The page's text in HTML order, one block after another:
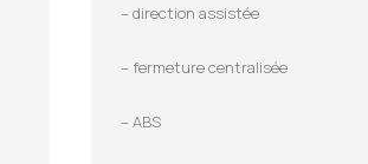
– direction assistée
– fermeture centralisée
– ABS